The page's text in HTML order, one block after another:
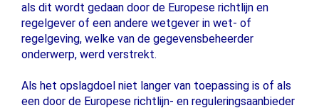
als dit wordt gedaan door de Europese richtlijn en
regelgever of een andere wetgever in wet- of
regelgeving, welke van de gegevensbeheerder
onderwerp, werd verstrekt.
Als het opslagdoel niet langer van toepassing is of als
een door de Europese richtlijn- en reguleringsaanbieder